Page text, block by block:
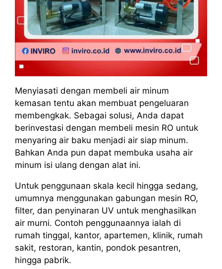
Menyiasati dengan membeli air minum
kemasan tentu akan membuat pengeluaran
membengkak. Sebagai solusi, Anda dapat
berinvestasi dengan membeli mesin RO untuk
menyaring air baku menjadi air siap minum.
Bahkan Anda pun dapat membuka usaha air
minum isi ulang dengan alat ini.
Untuk penggunaan skala kecil hingga sedang,
umumnya menggunakan gabungan mesin RO,
filter, dan penyinaran UV untuk menghasilkan
air murni. Contoh penggunaannya ialah di
rumah tinggal, kantor, apartemen, klinik, rumah
sakit, restoran, kantin, pondok pesantren,
hingga pabrik.